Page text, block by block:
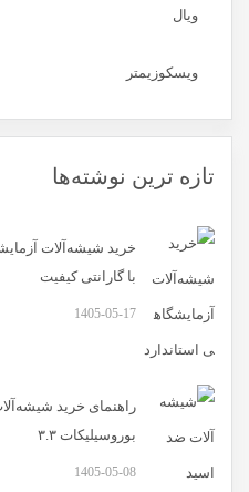
ویال
ویسکوزیمتر
تازه ترین نوشته‌ها
با گارانتی کیفیت
1405-05-17
راهنمای خرید
بوروسیلیکات ۳.۳
1405-05-08